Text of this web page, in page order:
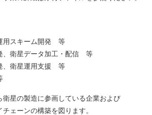
スキーム開発 等
衛星データ加工・配信 等
衛星運用支援 等
の製造に参画している企業および
ーンの構築を図ります。